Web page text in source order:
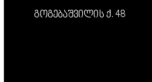
გოგებაშვილის ქ. 48